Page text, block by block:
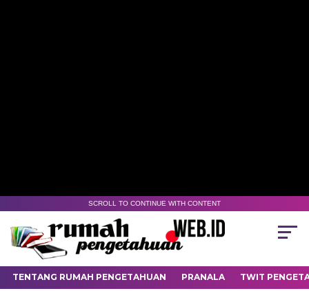
SCROLL TO CONTINUE WITH CONTENT
TENTANG RUMAH PENGETAHUAN PRANALA TWIT